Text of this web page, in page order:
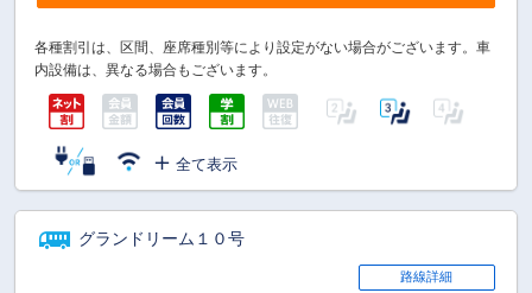
各種割引は、区間、座席種別等により設定がない場合がございます。車
内設備は、異なる場合もございます。
全て表示
グランドリーム１０号
路線詳細